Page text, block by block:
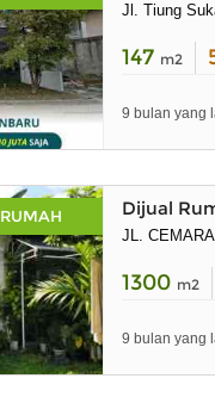
Jl. Tiung
147 m2
9 bulan yang
RUMAH Dijual
JL.
1300 m2
9 bulan yang